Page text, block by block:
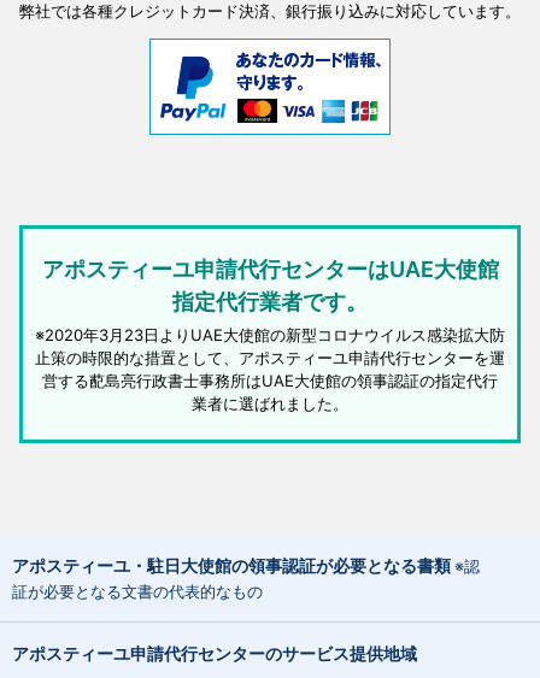
弊社では各種クレジットカード決済、銀行振り込みに対応しています。
アポスティーユ申請代行センターはUAE大使館
指定代行業者です。
※2020年3月23日よりUAE大使館の新型コロナウイルス感染拡大防
止策の時限的な措置として、アポスティーユ申請代行センターを運
営する蓜島亮行政書士事務所はUAE大使館の領事認証の指定代行
業者に選ばれました。
アポスティーユ・駐日大使館の領事認証が必要となる書類※認
証が必要となる文書の代表的なもの
アポスティーユ申請代行センターのサービス提供地域